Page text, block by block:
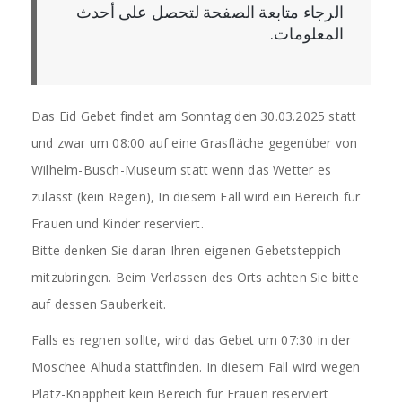
الرجاء متابعة الصفحة لتحصل على أحدث
المعلومات.
Das Eid Gebet findet am Sonntag den 30.03.2025 statt
und zwar um 08:00 auf eine Grasfläche gegenüber von
Wilhelm-Busch-Museum statt wenn das Wetter es
zulässt (kein Regen), In diesem Fall wird ein Bereich für
Frauen und Kinder reserviert.
Bitte denken Sie daran Ihren eigenen Gebetsteppich
mitzubringen. Beim Verlassen des Orts achten Sie bitte
auf dessen Sauberkeit.
Falls es regnen sollte, wird das Gebet um 07:30 in der
Moschee Alhuda stattfinden. In diesem Fall wird wegen
Platz-Knappheit kein Bereich für Frauen reserviert